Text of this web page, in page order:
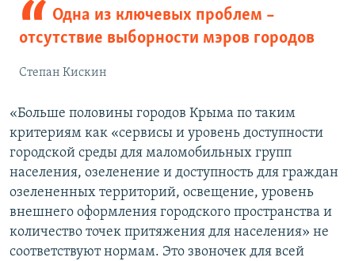
Одна из ключевых проблем –
отсутствие выборности мэров городов
Степан Кискин
«Больше половины городов Крыма по таким
критериям как «сервисы и уровень доступности
городской среды для маломобильных групп
населения, озеленение и доступность для граждан
озелененных территорий, освещение, уровень
внешнего оформления городского пространства и
количество точек притяжения для населения» не
соответствуют нормам. Это звоночек для всей